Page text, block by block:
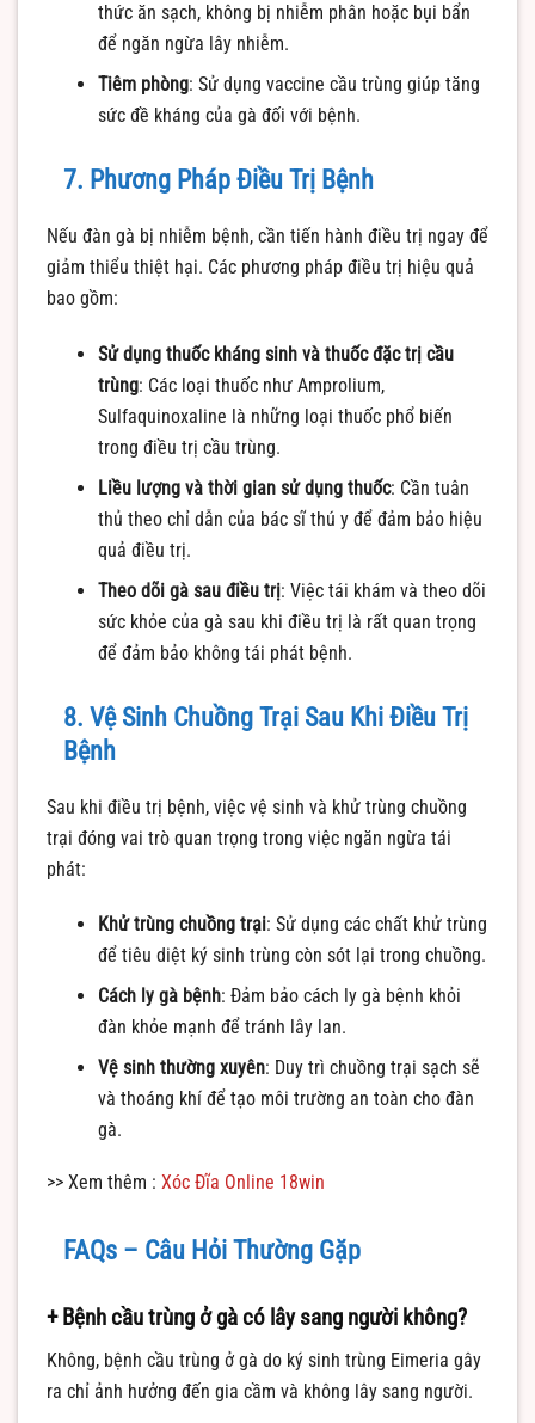
thức ăn sạch, không bị nhiễm phân hoặc bụi bẩn
để ngăn ngừa lây nhiễm.
Tiêm phòng: Sử dụng vaccine cầu trùng giúp tăng
sức đề kháng của gà đối với bệnh.
7. Phương Pháp Điều Trị Bệnh
Nếu đàn gà bị nhiễm bệnh, cần tiến hành điều trị ngay để
giảm thiểu thiệt hại. Các phương pháp điều trị hiệu quả
bao gồm:
Sử dụng thuốc kháng sinh và thuốc đặc trị cầu
trùng: Các loại thuốc như Amprolium,
Sulfaquinoxaline là những loại thuốc phổ biến
trong điều trị cầu trùng.
Liều lượng và thời gian sử dụng thuốc: Cần tuân
thủ theo chỉ dẫn của bác sĩ thú y để đảm bảo hiệu
quả điều trị.
Theo dõi gà sau điều trị: Việc tái khám và theo dõi
sức khỏe của gà sau khi điều trị là rất quan trọng
để đảm bảo không tái phát bệnh.
8. Vệ Sinh Chuồng Trại Sau Khi Điều Trị
Bệnh
Sau khi điều trị bệnh, việc vệ sinh và khử trùng chuồng
trại đóng vai trò quan trọng trong việc ngăn ngừa tái
phát:
Khử trùng chuồng trại: Sử dụng các chất khử trùng
để tiêu diệt ký sinh trùng còn sót lại trong chuồng.
Cách ly gà bệnh: Đảm bảo cách ly gà bệnh khỏi
đàn khỏe mạnh để tránh lây lan.
Vệ sinh thường xuyên: Duy trì chuồng trại sạch sẽ
và thoáng khí để tạo môi trường an toàn cho đàn
gà.
>> Xem thêm : Xóc Đĩa Online 18win
FAQs – Câu Hỏi Thường Gặp
+ Bệnh cầu trùng ở gà có lây sang người không?
Không, bệnh cầu trùng ở gà do ký sinh trùng Eimeria gây
ra chỉ ảnh hưởng đến gia cầm và không lây sang người.